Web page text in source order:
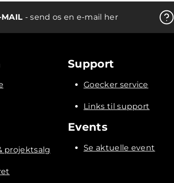
MAIL - send os en e-mail her
projektsalg
Support
Goecker service
Links til support
Events
Se aktuelle event